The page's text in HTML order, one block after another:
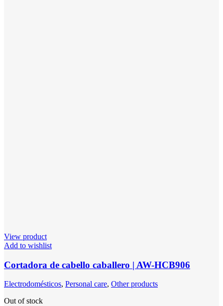
View product
Add to wishlist
Cortadora de cabello caballero | AW-HCB906
Electrodomésticos, Personal care, Other products
Out of stock